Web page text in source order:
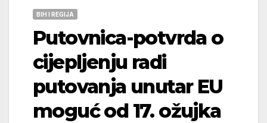
BIH I REGIJA
Putovnica-potvrda o
cijepljenju radi
putovanja unutar EU
moguć od 17. ožujka